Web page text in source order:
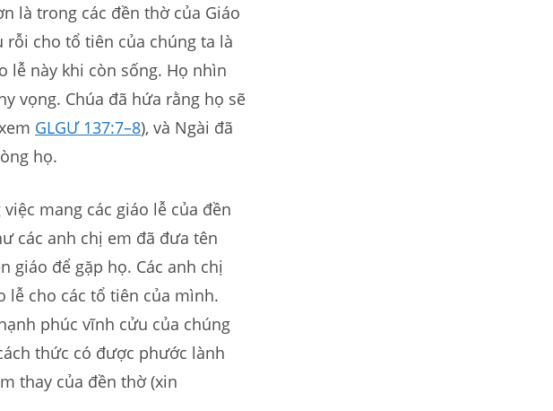
là trong các đền thờ của Giáo
rỗi cho tổ tiên của chúng ta là
lễ này khi còn sống. Họ nhìn
vọng. Chúa đã hứa rằng họ sẽ
GLGƯ 137:7–8), và Ngài đã
họ.
mang các giáo lễ của đền
các anh chị em đã đưa tên
giáo để gặp họ. Các anh chị
lễ cho các tổ tiên của mình.
phúc vĩnh cửu của chúng
thức có được phước lành
thay của đền thờ (xin